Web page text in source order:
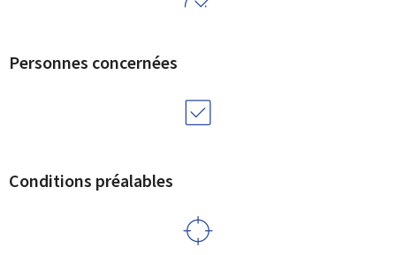
Personnes concernées
Conditions préalables